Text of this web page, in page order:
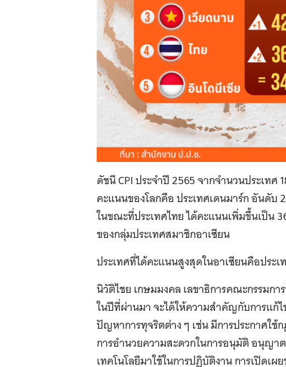
ดัชนี CPI ประจำปี 2565 จากจำนวนประเท
คะแนนของโลกคือ ประเทศเดนมาร์ก อันดับ
ในขณะที่ประเทศไทย ได้คะแนนเพิ่มขึ้นเป็น
ของกลุ่มประเทศสมาชิกอาเซียน
ประเทศที่ได้คะแนนสูงสุดในอาเซียนคือประ
นิวัติไชย เกษมมงคล เลขาธิการคณะกรรมก
ในปีที่ผ่านมา จะได้ให้ความสำคัญกับการแก้
ปัญหาการทุจริตต่าง ๆ เช่น มีการประกาศใ
การอำนวยความสะดวกในการอนุมัติ อนุญา
เทคโนโลยีมาใช้ในการปฏิบัติงาน การเปิดเ